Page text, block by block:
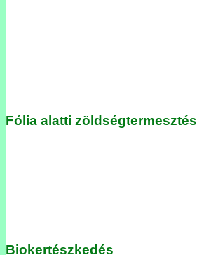
Fólia alatti zöldségtermesztés
Biokertészkedés